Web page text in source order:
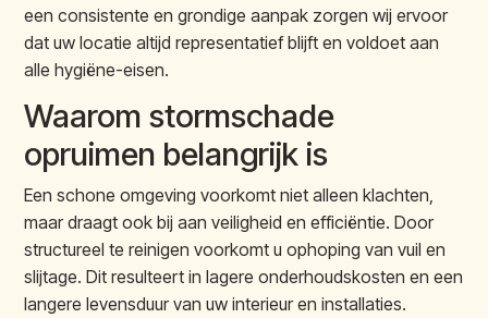
een consistente en grondige aanpak zorgen wij ervoor
dat uw locatie altijd representatief blijft en voldoet aan
alle hygiëne-eisen.
Waarom stormschade
opruimen belangrijk is
Een schone omgeving voorkomt niet alleen klachten,
maar draagt ook bij aan veiligheid en efficiëntie. Door
structureel te reinigen voorkomt u ophoping van vuil en
slijtage. Dit resulteert in lagere onderhoudskosten en een
langere levensduur van uw interieur en installaties.